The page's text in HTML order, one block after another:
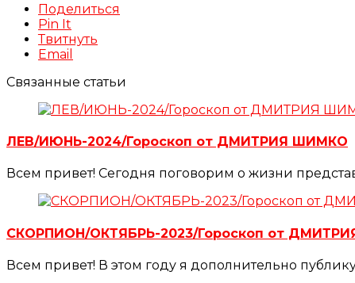
Поделиться
Pin It
Твитнуть
Email
Связанные статьи
ЛЕВ/ИЮНЬ-2024/Гороскоп от ДМИТРИЯ ШИМКО
Всем привет! Сегодня поговорим о жизни
СКОРПИОН/ОКТЯБРЬ-2023/Гороскоп от
Всем привет! В этом году я дополнительно